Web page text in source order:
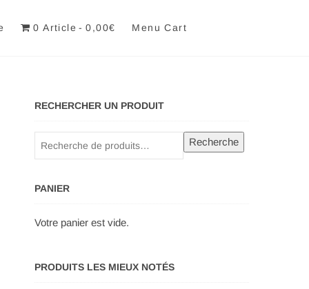
0 Article 0,00€ Menu Cart
RECHERCHER UN PRODUIT
Recherche
pour :
Recherche
PANIER
Votre panier est vide.
PRODUITS LES MIEUX NOTÉS